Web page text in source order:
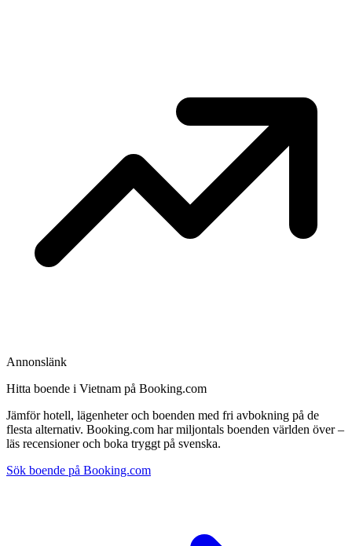
Annonslänk
Hitta boende i Vietnam på Booking.com
Jämför hotell, lägenheter och boenden med fri avbokning på de
flesta alternativ. Booking.com har miljontals boenden världen över –
läs recensioner och boka tryggt på svenska.
Sök boende på Booking.com